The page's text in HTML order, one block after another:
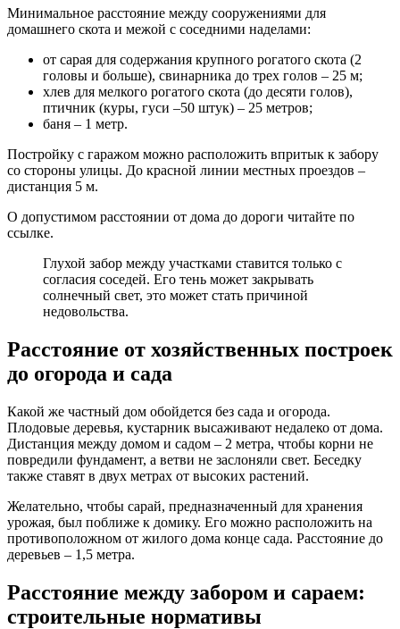
Минимальное расстояние между сооружениями для
домашнего скота и межой с соседними наделами:
от сарая для содержания крупного рогатого скота (2
головы и больше), свинарника до трех голов – 25 м;
хлев для мелкого рогатого скота (до десяти голов),
птичник (куры, гуси –50 штук) – 25 метров;
баня – 1 метр.
Постройку с гаражом можно расположить впритык к забору
со стороны улицы. До красной линии местных проездов –
дистанция 5 м.
О допустимом расстоянии от дома до дороги читайте по
ссылке.
Глухой забор между участками ставится только с
согласия соседей. Его тень может закрывать
солнечный свет, это может стать причиной
недовольства.
Расстояние от хозяйственных построек
до огорода и сада
Какой же частный дом обойдется без сада и огорода.
Плодовые деревья, кустарник высаживают недалеко от дома.
Дистанция между домом и садом – 2 метра, чтобы корни не
повредили фундамент, а ветви не заслоняли свет. Беседку
также ставят в двух метрах от высоких растений.
Желательно, чтобы сарай, предназначенный для хранения
урожая, был поближе к домику. Его можно расположить на
противоположном от жилого дома конце сада. Расстояние до
деревьев – 1,5 метра.
Расстояние между забором и сараем:
строительные нормативы